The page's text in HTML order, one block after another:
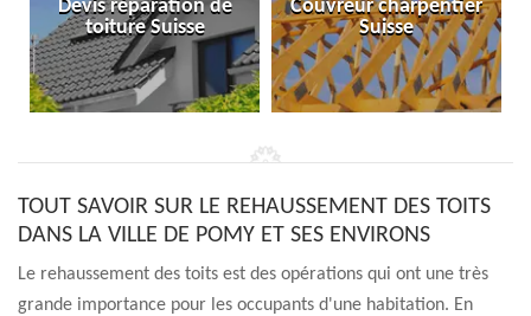
Devis réparation de
toiture Suisse
Couvreur charpentier
Suisse
TOUT SAVOIR SUR LE REHAUSSEMENT DES TOITS
DANS LA VILLE DE POMY ET SES ENVIRONS
Le rehaussement des toits est des opérations qui ont une très
grande importance pour les occupants d'une habitation. En